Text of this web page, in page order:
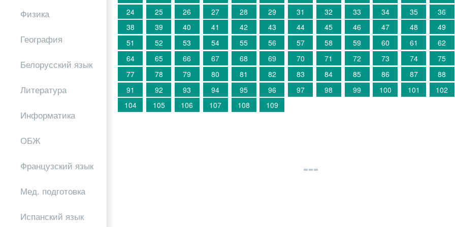
Физика
География
Белорусский язык
Литература
Информатика
ОБЖ
Французский язык
Мед. подготовка
Испанский язык
24
25 26 27 28 29 31 32 33 34 35 36
38
39 40 41 42 43 44 45 46 47 48 49
51
52 53 54 55 56 57 58 59 60 61 62
64
65 66 67 68 69 70 71 72 73 74 75
77
78 79 80 81 82 83 84 85 86 87 88
91
92 93 94 95 96 97 98 99 100 101 102
104
105 106 107 108 109